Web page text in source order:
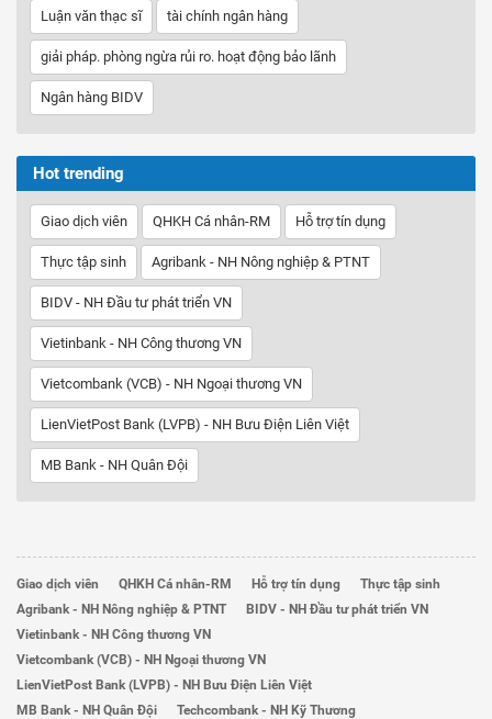
Luận văn thạc sĩ tài chính ngân hàng
giải pháp. phòng ngừa rủi ro. hoạt động bảo lãnh
Ngân hàng BIDV
Hot trending
Giao dịch viên QHKH Cá nhân-RM Hỗ trợ tín dụng
Thực tập sinh Agribank - NH Nông nghiệp & PTNT
BIDV - NH Đầu tư phát triển VN
Vietinbank - NH Công thương VN
Vietcombank (VCB) - NH Ngoại thương VN
LienVietPost Bank (LVPB) - NH Bưu Điện Liên Việt
MB Bank - NH Quân Đội
Giao dịch viên QHKH Cá nhân-RM Hỗ trợ tín dụng
Thực tập sinh
Agribank - NH Nông nghiệp & PTNT
BIDV - NH Đầu tư phát triển VN
Vietinbank - NH Công thương VN
Vietcombank (VCB) - NH Ngoại thương VN
LienVietPost Bank (LVPB) - NH Bưu Điện Liên Việt
MB Bank - NH Quân Đội
Techcombank - NH Kỹ Thương